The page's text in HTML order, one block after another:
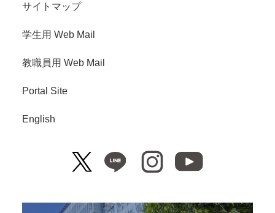
サイトマップ
学生用 Web Mail
教職員用 Web Mail
Portal Site
English